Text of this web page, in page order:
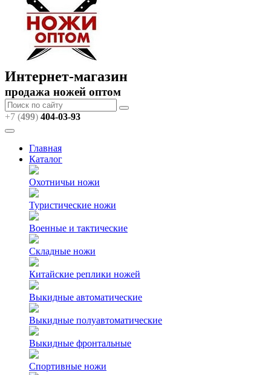
Интернет-магазин
продажа ножей оптом
+7 (499) 404-03-93
Главная
Каталог
Охотничьи ножи
Туристические ножи
Военные и тактические
Складные ножи
Китайские реплики ножей
Выкидные автоматические
Выкидные полуавтоматические
Выкидные фронтальные
Спортивные ножи